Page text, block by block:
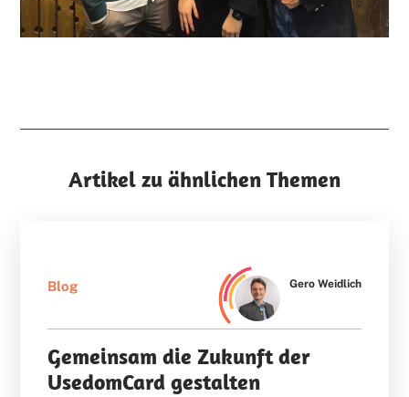
Artikel zu ähnlichen Themen
Blog Gero Weidlich
Gemeinsam die Zukunft der
UsedomCard gestalten